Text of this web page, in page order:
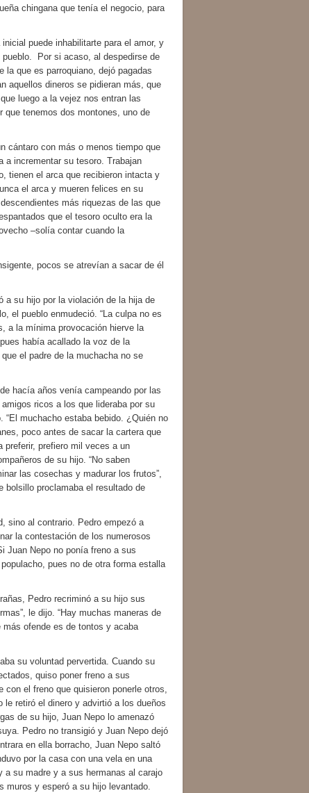
chingana que tenía el negocio, para
puede inhabilitarte para el amor, y
pueblo. Por si acaso, al despedirse de
la que es parroquiano, dejó pagadas
aquellos dineros se pidieran más, que
luego a la vejez nos entran las
tenemos dos montones, uno de
con más o menos tiempo que
a incrementar su tesoro. Trabajan
tienen el arca que recibieron intacta y
el arca y mueren felices en su
más riquezas de las que
que el tesoro oculto era la
–solía contar cuando la
pocos se atrevían a sacar de él
su hijo por la violación de la hija de
el pueblo enmudeció. “La culpa no es
a la mínima provocación hierve la
había acallado la voz de la
el padre de la muchacha no se
años venía campeando por las
ricos a los que lideraba por su
muchacho estaba bebido. ¿Quién no
poco antes de sacar la cartera que
preferir, prefiero mil veces a un
de su hijo. “No saben
las cosechas y madurar los frutos”,
bolsillo proclamaba el resultado de
al contrario. Pedro empezó a
la contestación de los numerosos
Juan Nepo no ponía freno a sus
pues no de otra forma estalla
Pedro recriminó a su hijo sus
le dijo. “Hay muchas maneras de
ofende es de tontos y acaba
su voluntad pervertida. Cuando su
quiso poner freno a sus
el freno que quisieron ponerle otros,
retiró el dinero y advirtió a los dueños
de su hijo, Juan Nepo lo amenazó
Pedro no transigió y Juan Nepo dejó
en ella borracho, Juan Nepo saltó
por la casa con una vela en una
a su madre y a sus hermanas al carajo
muros y esperó a su hijo levantado.